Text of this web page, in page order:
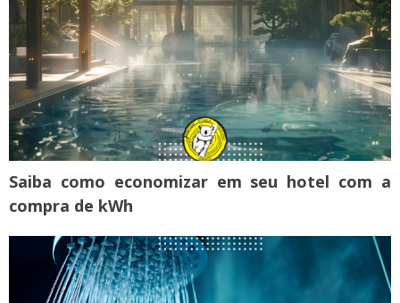
Saiba como economizar em seu hotel com a
compra de kWh